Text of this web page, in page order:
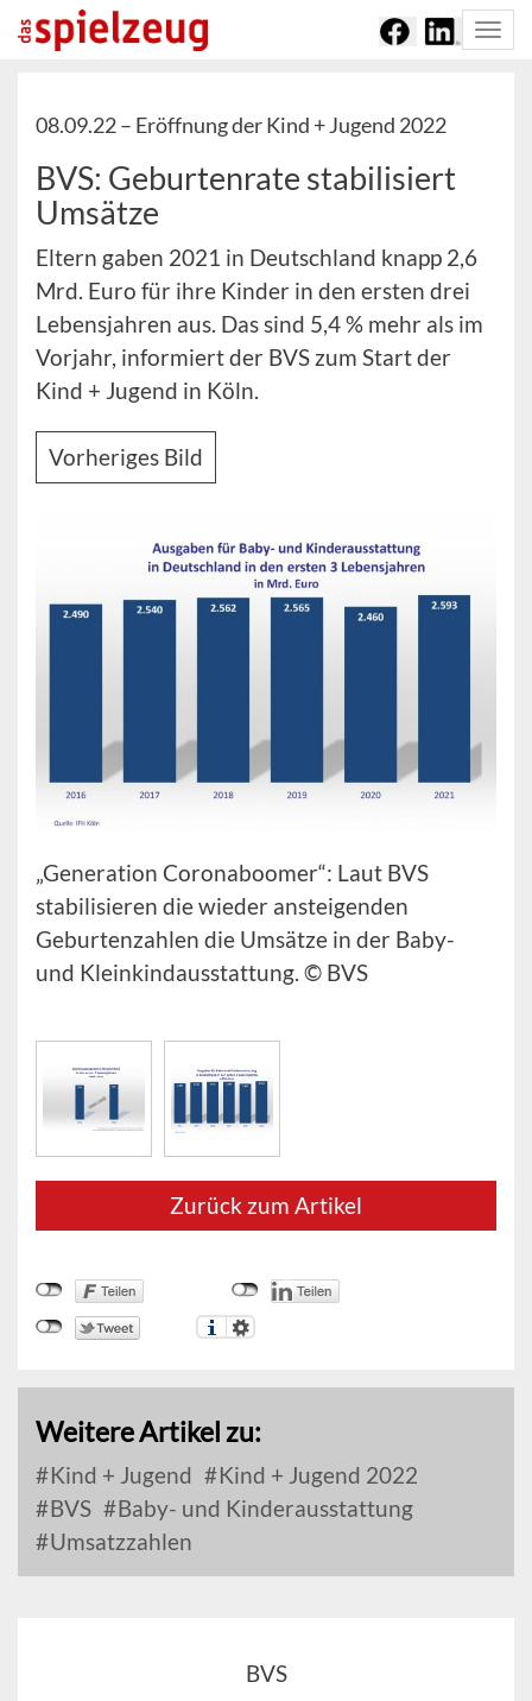
08.09.22 – Eröffnung der Kind + Jugend 2022
BVS: Geburtenrate stabilisiert
Umsätze
Eltern gaben 2021 in Deutschland knapp 2,6
Mrd. Euro für ihre Kinder in den ersten drei
Lebensjahren aus. Das sind 5,4 % mehr als im
Vorjahr, informiert der BVS zum Start der
Kind + Jugend in Köln.
Vorheriges Bild
„Generation Coronaboomer“: Laut BVS
stabilisieren die wieder ansteigenden
Geburtenzahlen die Umsätze in der Baby-
und Kleinkindausstattung. © BVS
Zurück zum Artikel
Weitere Artikel zu:
Kind + Jugend
Kind + Jugend 2022
BVS
Baby- und Kinderausstattung
Umsatzzahlen
BVS